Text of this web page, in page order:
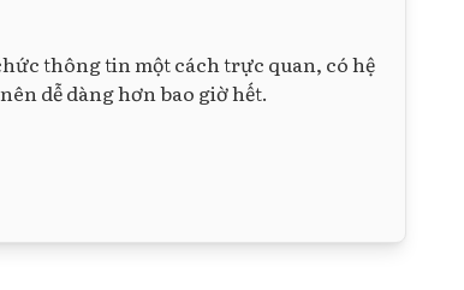
thông tin một cách trực quan, có hệ
dễ dàng hơn bao giờ hết.